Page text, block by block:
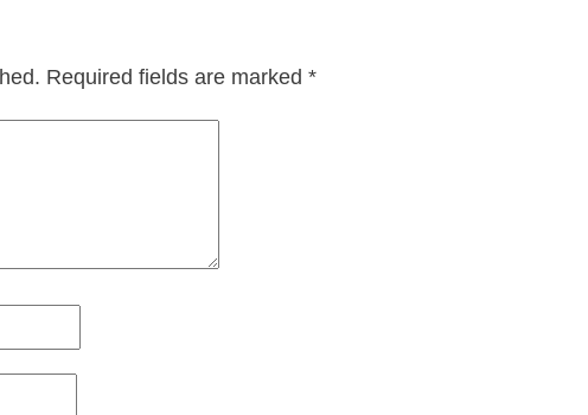
Required fields are marked *